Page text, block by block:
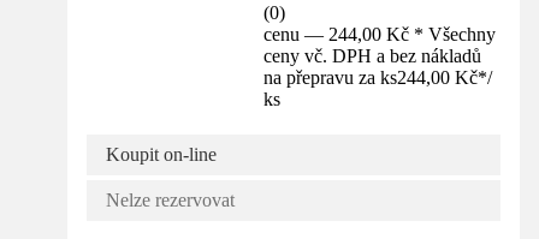
(0)
cenu — 244,00 Kč * Všechny
ceny vč. DPH a bez nákladů
na přepravu za ks244,00 Kč*/
ks
Koupit on-line
Nelze rezervovat